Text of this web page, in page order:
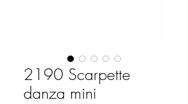
2190 Scarpette
danza mini